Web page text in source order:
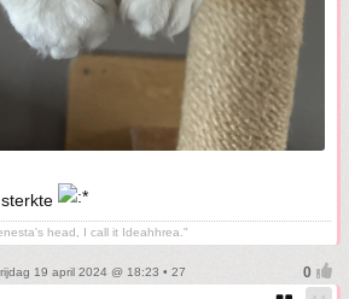
head, I call it Ideahhrea."
19 april 2024 @ 18:23 • 27